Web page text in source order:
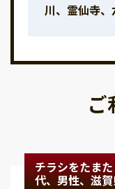
川、霊仙寺
ご
チラシをたま
代、男性、滋